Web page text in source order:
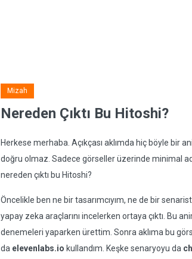
Mizah
Nereden Çıktı Bu Hitoshi?
Herkese merhaba. Açıkçası aklımda hiç böyle
doğru olmaz. Sadece görseller üzerinde minimal
nereden çıktı bu Hitoshi?
Öncelikle ben ne bir tasarımcıyım, ne de bir
yapay zeka araçlarını incelerken ortaya çıktı. Bu
denemeleri yaparken ürettim. Sonra aklıma bu
da elevenlabs.io kullandım. Keşke senaryoyu da